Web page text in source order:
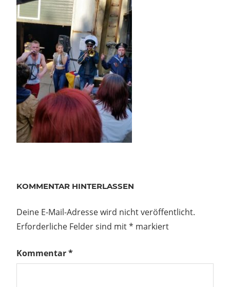
KOMMENTAR HINTERLASSEN
Deine E-Mail-Adresse wird nicht veröffentlicht.
Erforderliche Felder sind mit* markiert
Kommentar*